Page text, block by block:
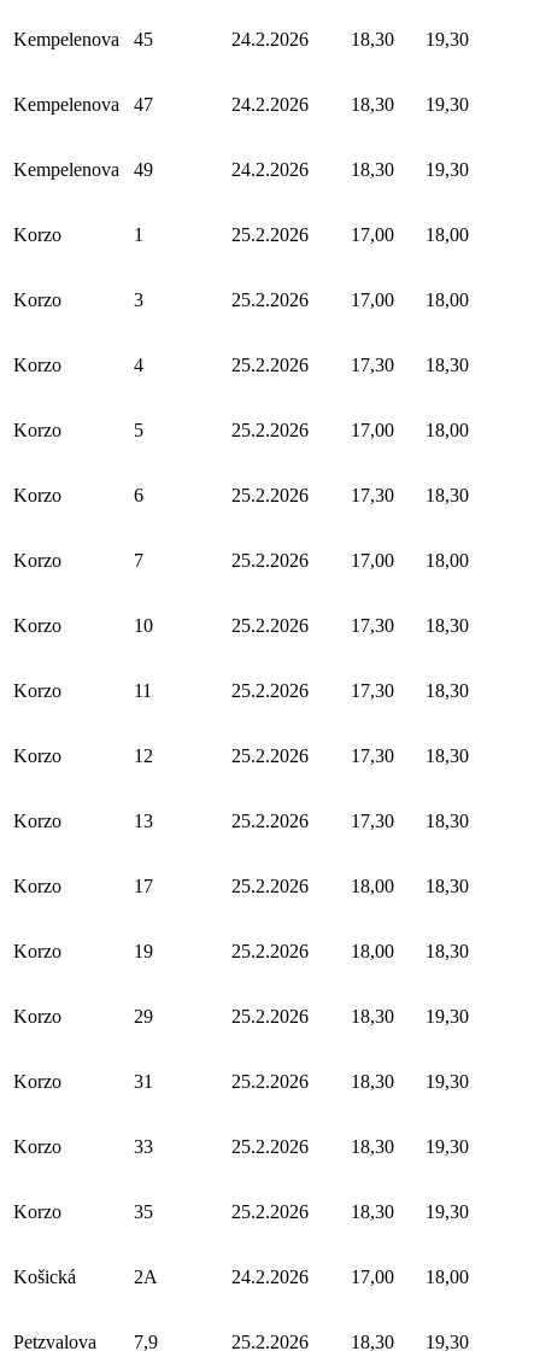
Kempelenova 45 24.2.2026 18,30 19,30
Kempelenova 47 24.2.2026 18,30 19,30
Kempelenova 49 24.2.2026 18,30 19,30
Korzo 1 25.2.2026 17,00 18,00
Korzo 3 25.2.2026 17,00 18,00
Korzo 4 25.2.2026 17,30 18,30
Korzo 5 25.2.2026 17,00 18,00
Korzo 6 25.2.2026 17,30 18,30
Korzo 7 25.2.2026 17,00 18,00
Korzo 10 25.2.2026 17,30 18,30
Korzo 11 25.2.2026 17,30 18,30
Korzo 12 25.2.2026 17,30 18,30
Korzo 13 25.2.2026 17,30 18,30
Korzo 17 25.2.2026 18,00 18,30
Korzo 19 25.2.2026 18,00 18,30
Korzo 29 25.2.2026 18,30 19,30
Korzo 31 25.2.2026 18,30 19,30
Korzo 33 25.2.2026 18,30 19,30
Korzo 35 25.2.2026 18,30 19,30
Košická 2A 24.2.2026 17,00 18,00
Petzvalova 7,9 25.2.2026 18,30 19,30